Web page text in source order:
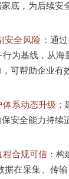
底，为后续安
安全风险 ：通
为基线，从
可帮助企业有
系动态升级
安全能力持续
程合规可信 ：
据在采集、传